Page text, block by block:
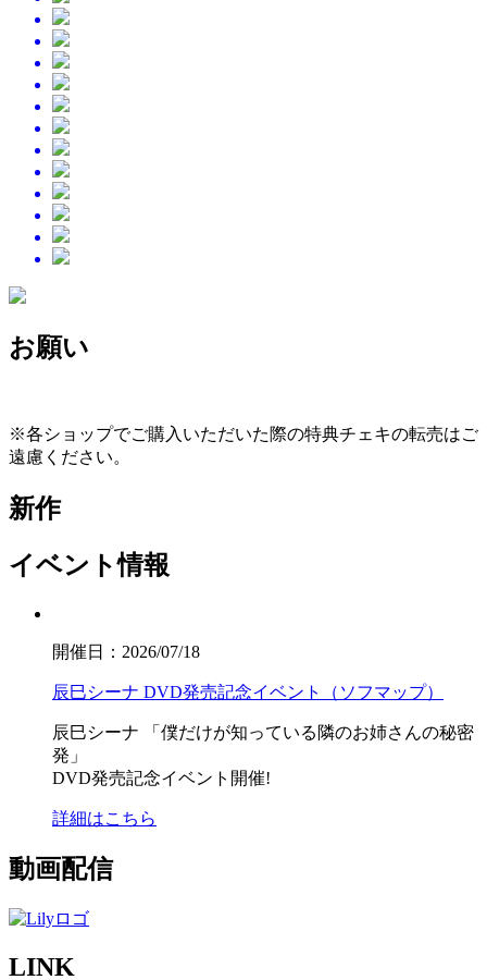
お願い
※各ショップでご購入いただいた際の特典チェキの転売はご
遠慮ください。
新作
イベント情報
開催日：2026/07/18
辰巳シーナ DVD発売記念イベント（ソフマップ）
辰巳シーナ
「僕だけが知っている隣のお姉さんの秘密
発」
DVD発売記念イベント開催!
詳細はこちら
動画配信
LINK